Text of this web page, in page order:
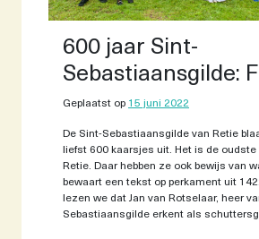
600 jaar Sint-
Sebastiaansgilde:
Geplaatst op 15 juni 2022
De Sint-Sebastiaansgilde van Retie
liefst 600 kaarsjes uit. Het is de oudste
Retie. Daar hebben ze ook bewijs van
bewaart een tekst op perkament uit
lezen we dat Jan van Rotselaar, heer
Sebastiaansgilde erkent als